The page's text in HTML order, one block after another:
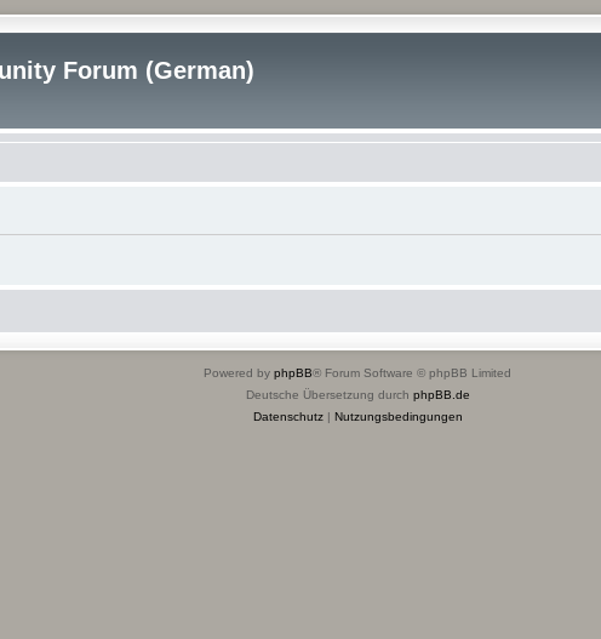
Forum (German)
Powered by phpBB® Forum Software © phpBB Limited
Deutsche Übersetzung durch phpBB.de
Datenschutz| Nutzungsbedingungen